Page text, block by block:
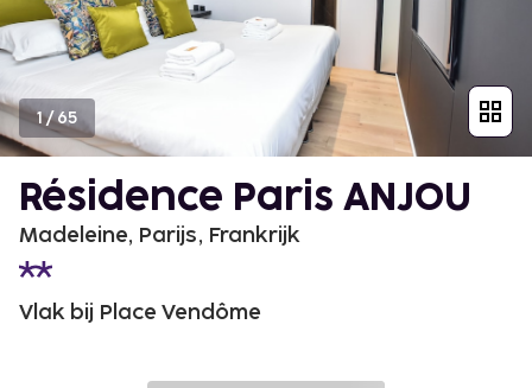
1/65
Résidence Paris ANJOU
Madeleine, Parijs, Frankrijk
Vlak bij Place Vendôme